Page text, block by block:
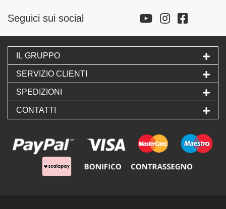
Seguici sui social
IL GRUPPO
SERVIZIO CLIENTI
SPEDIZIONI
CONTATTI